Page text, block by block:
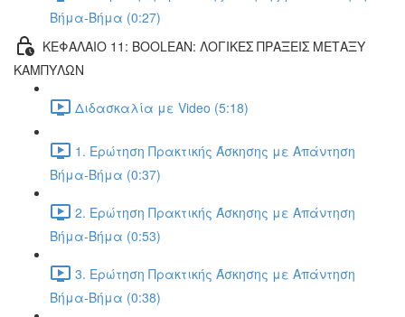
Βήμα-Βήμα (0:27)
ΚΕΦΑΛΑΙΟ 11: BOOLEAN: ΛΟΓΙΚΕΣ ΠΡΑΞΕΙΣ ΜΕΤΑΞΥ
ΚΑΜΠΥΛΩΝ
Διδασκαλία με Video (5:18)
1. Ερώτηση Πρακτικής Άσκησης με Απάντηση
Βήμα-Βήμα (0:37)
2. Ερώτηση Πρακτικής Άσκησης με Απάντηση
Βήμα-Βήμα (0:53)
3. Ερώτηση Πρακτικής Άσκησης με Απάντηση
Βήμα-Βήμα (0:38)